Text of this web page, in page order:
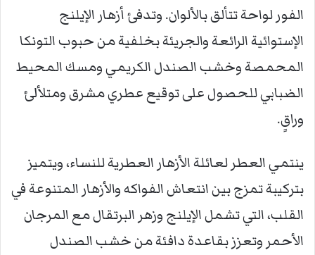
الفور لواحة تتألق بالألوان. وتدفئ أزهار الإيلنج
الإستوائية الرائعة والجريئة بخلفية من حبوب التونكا
المحمصة وخشب الصندل الكريمي ومسك المحيط
الضبابي للحصول على توقيع عطري مشرق ومتلألئ
وراقٍ.
ينتمي العطر لعائلة الأزهار العطرية للنساء، ويتميز
بتركيبة تمزج بين انتعاش الفواكه والأزهار المتنوعة في
القلب، التي تشمل الإيلنج وزهر البرتقال مع المرجان
الأحمر وتعزز بقاعدة دافئة من خشب الصندل